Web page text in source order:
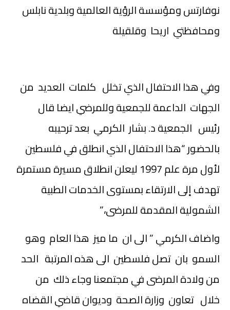
نوفارتس ومؤسسة الرؤية العالمية وبلدية نابلس
ومحافظتي اريحا وقلقيلة
وفي هذا الاحتفال الذي تخلل كلمات العديد من
الجهات الداعمة للجمعية وللمرضي ايضا قال
رئيس الجمعية د. بشار الكرمي بعد ترحيبه
بالحضور “هذا الاحتفال الذي انطلق في فلسطين
لأول مرة علم 1997 ليعلن انطلاق مسيرة مستمرة
تهدف إلى الارتقاء بمستوى الخدمات الطبية
الشمولية المقدمة للمرضى،”
واضاف الكرمي ” الى ان ما ميز هذا العام وهو
السمو بان تصل فلسطين الى هذه المرتبة الحد
من ولادة المرضى في مجتمعنا وجاء ذلك من
خلال تعاون وزارة الصحة وديوان قاضي القضاه